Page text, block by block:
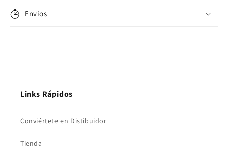
Envios
Links Rápidos
Conviértete en Distibuidor
Tienda